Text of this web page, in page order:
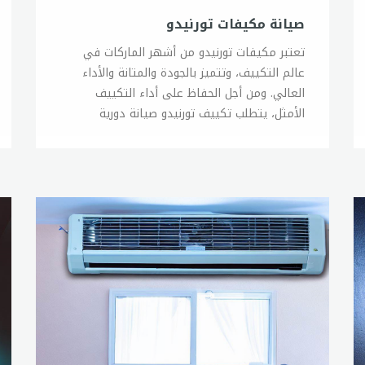
صيانة مكيفات تورنيدو
تعتبر مكيفات تورنيدو من أشهر الماركات في
عالم التكييف، وتتميز بالجودة والمتانة والأداء
العالي. ومن أجل الحفاظ على أداء التكييف
الأمثل، يتطلب تكييف تورنيدو صيانة دورية
والاحترافية في تقديم خدمات الصيانة، حيث يتم
تدريبهم على أحدث التقنيات والمعدات اللازمة
لتقديم خدمة صيانة تورنيدو بجودة عالية. وتشمل
خدمة صيانة تورنيدو العديد من الخطوات الهامة،
بما في ذلك تنظيف المرشحات والمبخر والتأكد من
سلامة الأجزاء الميكانيكية والكهربائية، وكذلك
فحص مستوى الغاز المبرد وتعديل الضغط الصحيح
بحيث يعمل التكييف بكفاءة عالية. يتميز فريق
صيانة تورنيدو بالتجاوب السريع والاهتمام